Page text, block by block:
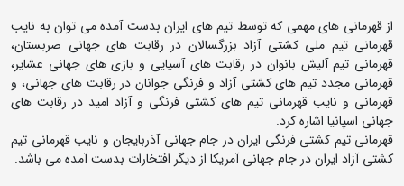
از قهرمانی های مهمی که توسط تیم های ایران بدست آمده می توان به نایب
قهرمانی تیم ملی کشتی آزاد بزرگسالان در رقابت های جهانی صربستان،
قهرمانی تیم آلیش بانوان در رقابت های آسیایی و بازی های جهانی عشایر،
قهرمانی مجدد تیم های کشتی آزاد و فرنگی جوانان در رقابت های جهانی، و
قهرمانی و نایب قهرمانی تیم های کشتی فرنگی و آزاد امید در رقابت های
جهانی اسپانیا اشاره کرد.
قهرمانی تیم کشتی فرنگی ایران در جام جهانی آذربایجان و نایب قهرمانی تیم
کشتی آزاد ایران در جام جهانی آمریکا از دیگر افتخارات بدست آمده می باشد.